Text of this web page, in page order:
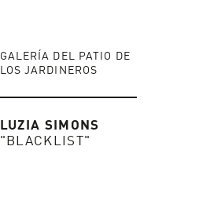
GALERÍA DEL PATIO DE
LOS JARDINEROS
LUZIA SIMONS
"BLACKLIST"